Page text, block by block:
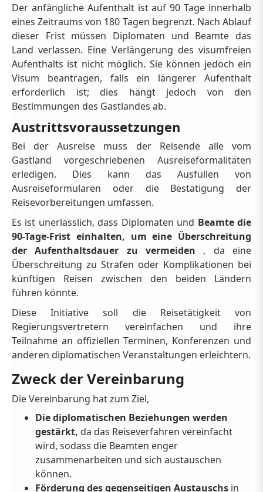
Der anfängliche Aufenthalt ist auf 90 Tage innerhalb
eines Zeitraums von 180 Tagen begrenzt. Nach Ablauf
dieser Frist müssen Diplomaten und Beamte das
Land verlassen. Eine Verlängerung des visumfreien
Aufenthalts ist nicht möglich. Sie können jedoch ein
Visum beantragen, falls ein längerer Aufenthalt
erforderlich ist; dies hängt jedoch von den
Bestimmungen des Gastlandes ab.
Austrittsvoraussetzungen
Bei der Ausreise muss der Reisende alle vom
Gastland vorgeschriebenen Ausreiseformalitäten
erledigen. Dies kann das Ausfüllen von
Ausreiseformularen oder die Bestätigung der
Reisevorbereitungen umfassen.
Es ist unerlässlich, dass Diplomaten und Beamte die
90-Tage-Frist einhalten, um eine Überschreitung
der Aufenthaltsdauer zu vermeiden , da eine
Überschreitung zu Strafen oder Komplikationen bei
künftigen Reisen zwischen den beiden Ländern
führen könnte.
Diese Initiative soll die Reisetätigkeit von
Regierungsvertretern vereinfachen und ihre
Teilnahme an offiziellen Terminen, Konferenzen und
anderen diplomatischen Veranstaltungen erleichtern.
Zweck der Vereinbarung
Die Vereinbarung hat zum Ziel,
Die diplomatischen Beziehungen werden
gestärkt, da das Reiseverfahren vereinfacht
wird, sodass die Beamten enger
zusammenarbeiten und sich austauschen
können.
Förderung des gegenseitigen Austauschs in